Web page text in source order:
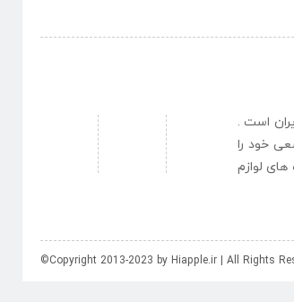
است .
خود را
لوازم
©Copyright 2013-2023 by Hiapple.ir | All Rights